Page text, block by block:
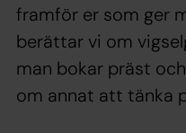
framför er som ger
berättar vi om
man bokar präst
om annat att tänka